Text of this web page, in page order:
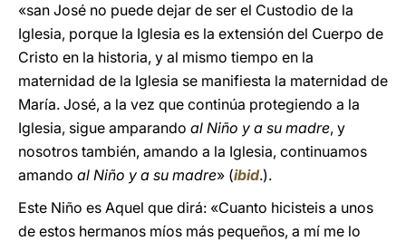
«san José no puede dejar de ser el Custodio de la
Iglesia, porque la Iglesia es la extensión del Cuerpo de
Cristo en la historia, y al mismo tiempo en la
maternidad de la Iglesia se manifiesta la maternidad de
María. José, a la vez que continúa protegiendo a la
Iglesia, sigue amparando al Niño y a su madre, y
nosotros también, amando a la Iglesia, continuamos
amando al Niño y a su madre» (ibid.).
Este Niño es Aquel que dirá: «Cuanto hicisteis a unos
de estos hermanos míos más pequeños, a mí me lo